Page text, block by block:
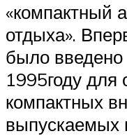
«компактный
отдыха».
было
1995году для
компактных
выпускаемых